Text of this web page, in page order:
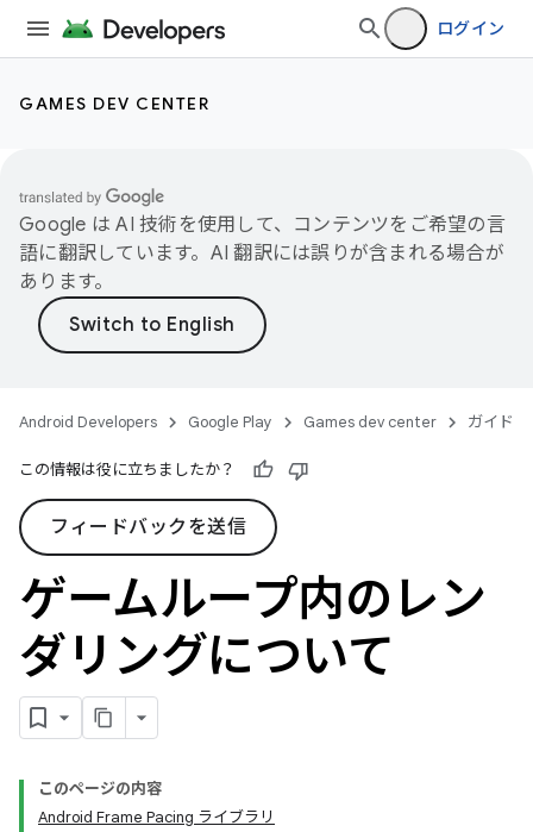
ログイン
GAMES DEV CENTER
Google は AI 技術を使用して、コンテンツをご希望の言
語に翻訳しています。AI 翻訳には誤りが含まれる場合が
あります。
Android Developers Google Play Games dev center ガイド
この情報は役に立ちましたか？
フィードバックを送信
ゲームループ内のレン
ダリングについて
このページの内容
Android Frame Pacing ライブラリ